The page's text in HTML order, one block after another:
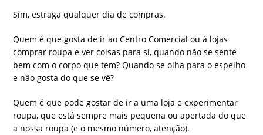
Sim, estraga qualquer dia de compras.
Quem é que gosta de ir ao Centro Comercial ou à lojas
comprar roupa e ver coisas para si, quando não se sente
bem com o corpo que tem? Quando se olha para o espelho
e não gosta do que se vê?
Quem é que pode gostar de ir a uma loja e experimentar
roupa, que está sempre mais pequena ou apertada do que
a nossa roupa (e o mesmo número, atenção).